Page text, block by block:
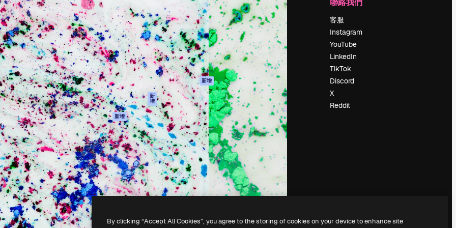
作品的創意平台。擁有超過
蓋創意人士、企業、代理商
)
Spaces
AI助手
AI圖像生成器
AI視頻生成器
AI語音生成器
圖庫內容
MCP用於
Claude/ChatGPT
新
增
AI助手 新增
API
流動應用程式
所有Magnific工具
Academy
文件
客服
使用條款
隱私政策
原創作品 新增
Cookie 政策
信任中心
聯盟夥伴
企業
定價
關於我們
評論
工作機會
搜索趨勢
博客
聚會活動
Slidesgo
出售內容
新聞室
正在尋找
magnific.ai
客服
Instagram
YouTube
LinkedIn
TikTok
Discord
X
Reddit
2026Freepik Company S.L.U.版權所有
By clicking “Accept All Cookies”, you agree to the storing of cookies on your device to enhance site